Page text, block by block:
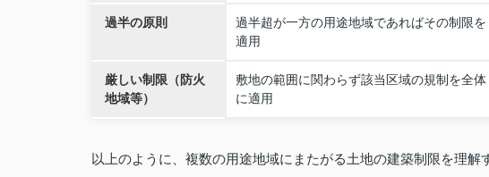
過半の原則
過半超が一方の用途地域であればその制限を
適用
厳しい制限（防火
地域等）
敷地の範囲に関わらず該当区域の規制を全体
に適用
以上のように、複数の用途地域にまたがる土地の建築制限を理